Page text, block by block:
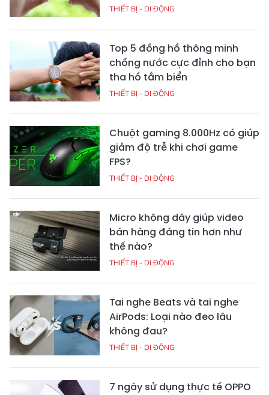
THIẾT BỊ - DI ĐỘNG
Top 5 đồng hồ thông minh
chống nước cực đỉnh cho bạn
tha hồ tắm biển
THIẾT BỊ - DI ĐỘNG
Chuột gaming 8.000Hz có giúp
giảm độ trễ khi chơi game
FPS?
THIẾT BỊ - DI ĐỘNG
Micro không dây giúp video
bán hàng đáng tin hơn như
thế nào?
THIẾT BỊ - DI ĐỘNG
Tai nghe Beats và tai nghe
AirPods: Loại nào đeo lâu
không đau?
THIẾT BỊ - DI ĐỘNG
7 ngày sử dụng thực tế OPPO